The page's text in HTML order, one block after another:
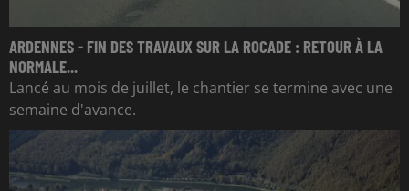
ARDENNES - FIN DES TRAVAUX SUR LA ROCADE : RETOUR À LA
NORMALE...
Lancé au mois de juillet, le chantier se termine avec une
semaine d'avance.